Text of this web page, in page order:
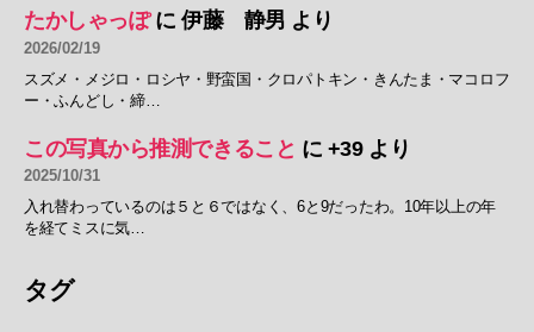
たかしゃっぽに 伊藤 静男 より
2026/02/19
スズメ・メジロ・ロシヤ・野蛮国・クロパトキン・きんたま・マコロフ
ー・ふんどし・締…
この写真から推測できること に +39より
2025/10/31
入れ替わっているのは５と６ではなく、6と9だったわ。10年以上の年
を経てミスに気…
タグ